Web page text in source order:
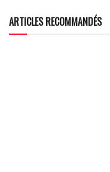
ARTICLES RECOMMANDÉS